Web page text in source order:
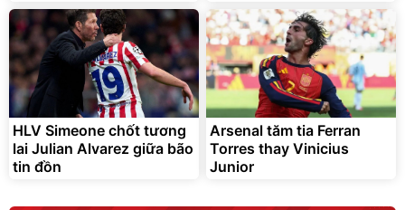
HLV Simeone chốt tương
lai Julian Alvarez giữa bão
tin đồn
Arsenal tăm tia Ferran
Torres thay Vinicius
Junior